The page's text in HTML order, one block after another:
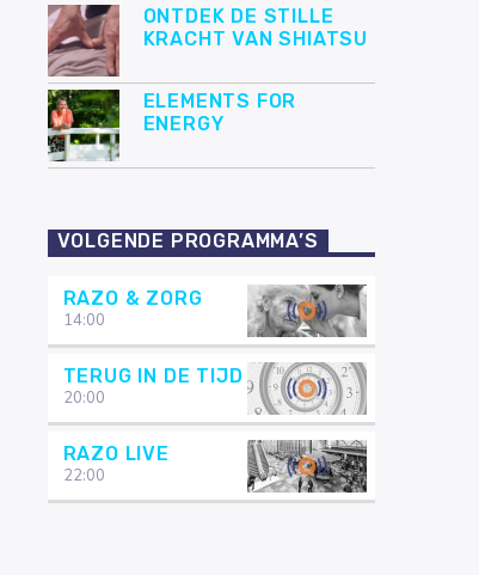
ONTDEK DE STILLE
KRACHT VAN SHIATSU
ELEMENTS FOR
ENERGY
VOLGENDE PROGRAMMA’S
RAZO & ZORG
14:00
TERUG IN DE TIJD
20:00
RAZO LIVE
22:00